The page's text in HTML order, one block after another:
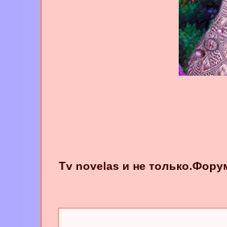
Tv novelas и не